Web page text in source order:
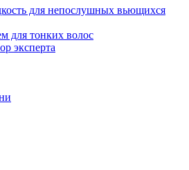
для непослушных вьющихся
для тонких волос
эксперта